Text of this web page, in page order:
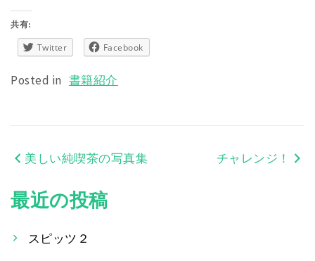
共有:
Twitter Facebook
Posted in 書籍紹介
投
稿
ビ
美しい純喫茶の写真集 チャレンジ！
最近の投稿
スピッツ２